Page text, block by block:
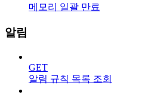
메모리 일괄 만료
알림
GET
알림 규칙 목록 조회